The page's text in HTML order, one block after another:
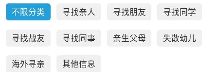
不限分类 寻找亲人 寻找朋友 寻找同学
寻找战友 寻找同事 亲生父母 失散幼儿
海外寻亲 其他信息